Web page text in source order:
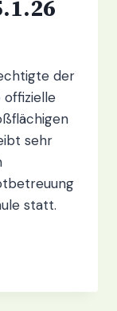
der
offizielle
sehr
statt.